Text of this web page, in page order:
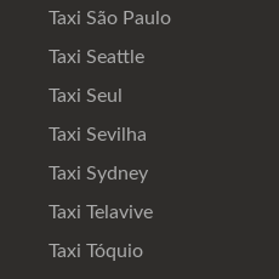
Taxi São Paulo
Taxi Seattle
Taxi Seul
Taxi Sevilha
Taxi Sydney
Taxi Telavive
Taxi Tóquio